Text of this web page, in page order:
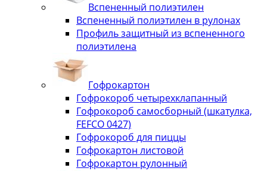
Вспененный полиэтилен
Вспененный полиэтилен в рулонах
Профиль защитный из вспененного
полиэтилена
Гофрокартон
Гофрокороб четырехклапанный
Гофрокороб самосборный (шкатулка,
FEFCO 0427)
Гофрокороб для пиццы
Гофрокартон листовой
Гофрокартон рулонный